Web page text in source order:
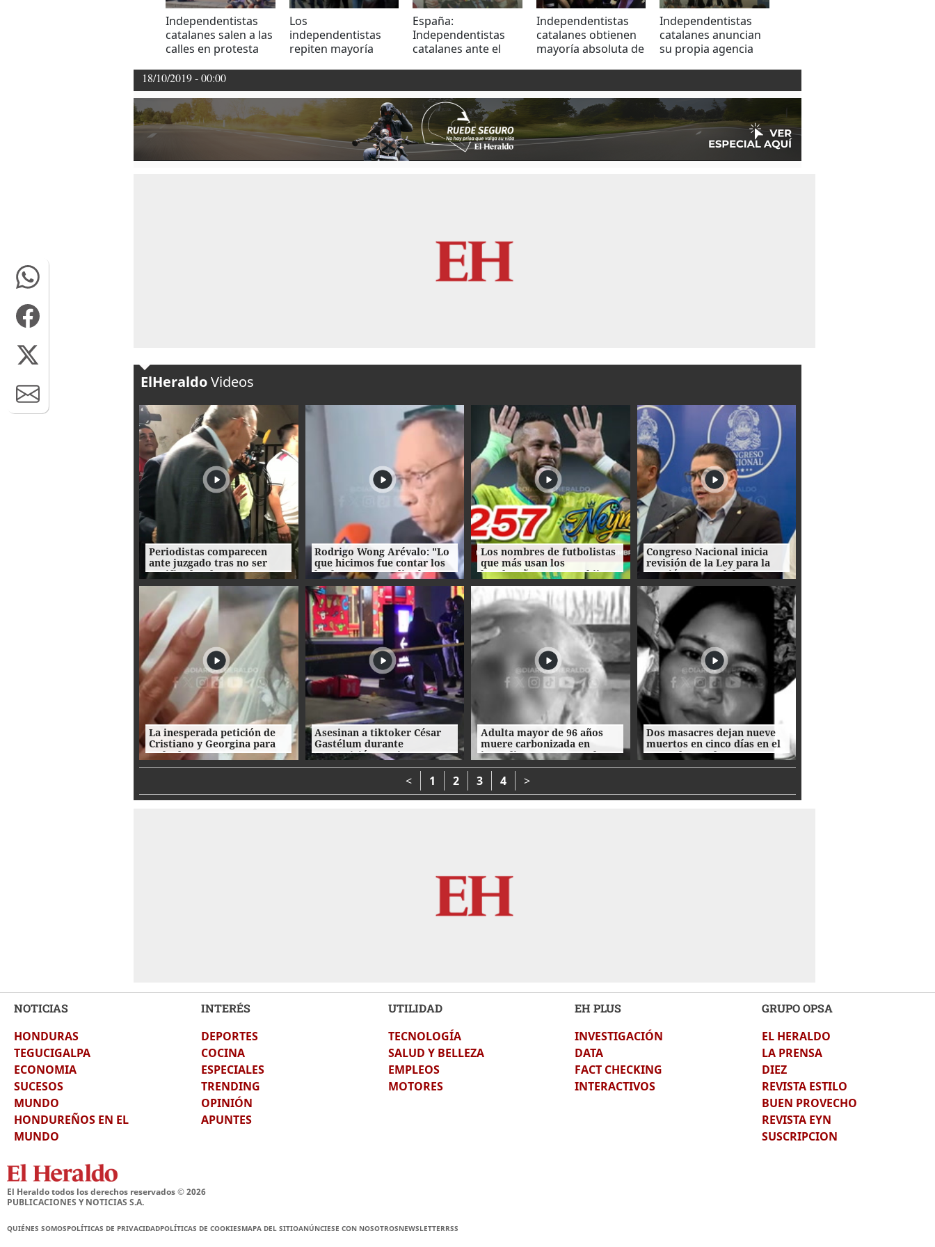
Independentistas
catalanes salen a las
calles en protesta
líderes
Los
independentistas
repiten mayoría
España:
Independentistas
catalanes ante el
Independentistas
catalanes obtienen
mayoría absoluta de
Independentistas
catalanes anuncian
su propia agencia
18/10/2019 - 00:00
ElHeraldoVideos
Periodistas comparecen
ante juzgado tras no ser
notificados de
reprogramación de
audiencia de Roosevelt
Hernández
Rodrigo Wong Arévalo: "Lo
que hicimos fue contar los
hechos" tras acudir al
Juzgado Penal
Los nombres de futbolistas
que más usan los
hondureños para sus hijos
Congreso Nacional inicia
revisión de la Ley para la
Gestión Integral de
Residuos en Honduras
La inesperada petición de
Cristiano y Georgina para
su boda
Asesinan a tiktoker César
Gastélum durante
transmisión en vivo en
México
Adulta mayor de 96 años
muere carbonizada en
incendio en San Manuel,
Cortés
Dos masacres dejan nueve
muertos en cinco días en el
norte de Honduras
< 1 2 3 4 >
NOTICIAS
HONDURAS
TEGUCIGALPA
ECONOMIA
SUCESOS
MUNDO
HONDUREÑOS EN EL
MUNDO
INTERÉS
DEPORTES
COCINA
ESPECIALES
TRENDING
OPINIÓN
APUNTES
UTILIDAD
TECNOLOGÍA
SALUD Y BELLEZA
EMPLEOS
MOTORES
EH PLUS
INVESTIGACIÓN
DATA
FACT CHECKING
INTERACTIVOS
GRUPO OPSA
EL HERALDO
LA PRENSA
DIEZ
REVISTA ESTILO
BUEN PROVECHO
REVISTA EYN
SUSCRIPCION
El Heraldo todos los derechos reservados ©2026
PUBLICACIONES Y NOTICIAS S.A.
QUIÉNES SOMOSPOLÍTICAS DE PRIVACIDADPOLÍTICAS DE COOKIESMAPA DEL SITIOANÚNCIESE CON NOSOTROSNEWSLETTERRSS